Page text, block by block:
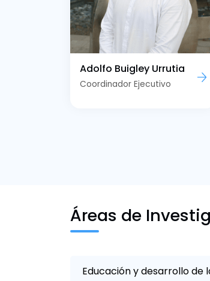
Adolfo Buigley Urrutia
Coordinador Ejecutivo
Áreas de
Educación y desarrollo de